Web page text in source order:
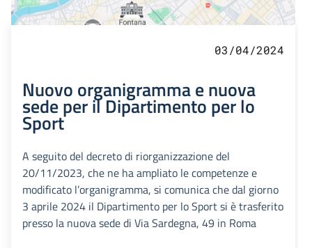
03/04/2024
Nuovo organigramma e nuova
sede per il Dipartimento per lo
Sport
A seguito del decreto di riorganizzazione del
20/11/2023, che ne ha ampliato le competenze e
modificato l’organigramma, si comunica che dal giorno
3 aprile 2024 il Dipartimento per lo Sport si è trasferito
presso la nuova sede di Via Sardegna, 49 in Roma